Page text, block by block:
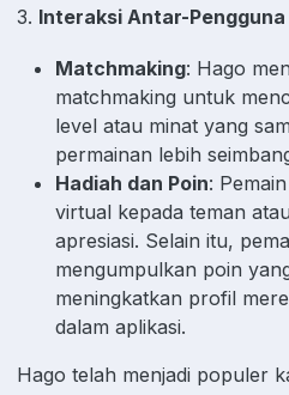
3. Interaksi Antar-Pengguna
Matchmaking: Hago
matchmaking untuk
level atau minat yang
permainan lebih
Hadiah dan Poin:
virtual kepada teman
apresiasi. Selain itu,
mengumpulkan poin
meningkatkan profil
dalam aplikasi.
Hago telah menjadi populer